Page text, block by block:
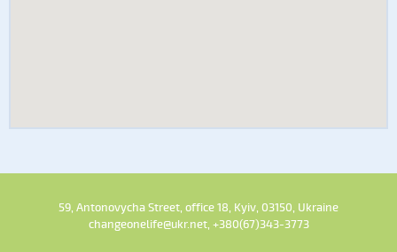
59, Antonovycha Street, office 18, Kyiv, 03150, Ukraine
changeonelife@ukr.net, +380(67)343-3773